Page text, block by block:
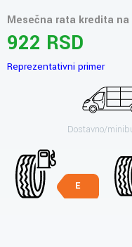
Mesečna rata kredita
922 RSD
Reprezentativni primer
Dostavno/
E